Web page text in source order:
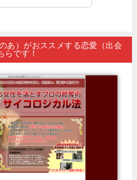
あ）がおススメする恋愛（出会
らです！